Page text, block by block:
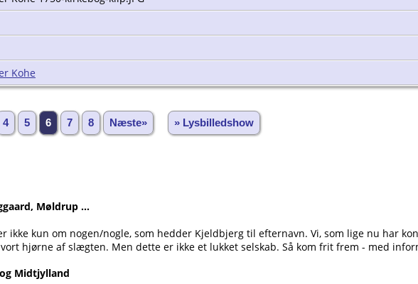
Kohe
4 5 6 7 8 Næste» » Lysbilledshow
Møldrup ...
ikke kun om nogen/nogle, som hedder Kjeldbjerg til efternavn. Vi, som lige nu har
hjørne af slægten. Men dette er ikke et lukket selskab. Så kom frit frem - med
Midtjylland